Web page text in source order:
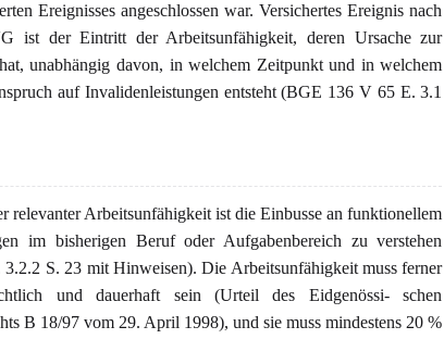
Ereignisses angeschlossen war. Versichertes Ereignis nach
ist der Eintritt der Arbeitsunfähigkeit, deren Ursache zur
unabhängig davon, in welchem Zeitpunkt und in welchem
auf Invalidenleistungen entsteht (BGE 136 V 65 E. 3.1
relevanter Arbeitsunfähigkeit ist die Einbusse an funktionellem
im bisherigen Beruf oder Aufgabenbereich zu verstehen
S. 23 mit Hinweisen). Die Arbeitsunfähigkeit muss ferner
und dauerhaft sein (Urteil des Eidgenössi- schen
B 18/97 vom 29. April 1998), und sie muss mindestens 20 %